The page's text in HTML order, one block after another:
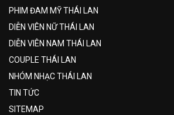
PHIM ĐAM MỸ THÁI LAN
DIỄN VIÊN NỮ THÁI LAN
DIỄN VIÊN NAM THÁI LAN
COUPLE THÁI LAN
NHÓM NHẠC THÁI LAN
TIN TỨC
SITEMAP